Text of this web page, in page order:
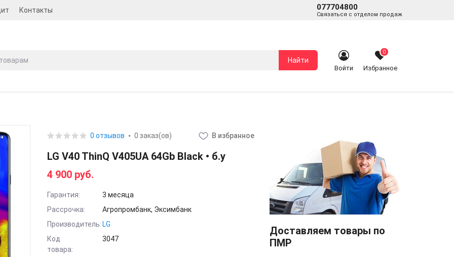
Контакты 077704800
Связаться с отделом продаж
Найти
Войти
0
Избранное
0 отзывов 0 заказ(ов) В избранное
LG V40 ThinQ V405UA 64Gb Black • б.у
4 900 руб.
Гарантия:
3 месяца
Рассрочка:
Агропромбанк, Эксимбанк
Производитель: LG
Код
товара:
3047
Доставляем товары по
ПМР